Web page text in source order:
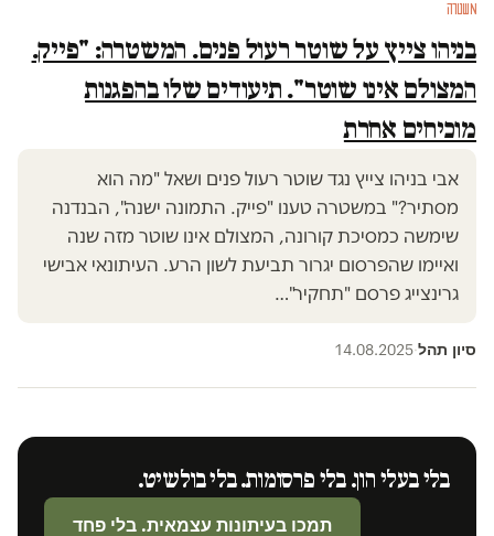
משטרה
בניהו צייץ על שוטר רעול פנים. המשטרה: "פייק.
המצולם אינו שוטר". תיעודים שלו בהפגנות
מוכיחים אחרת
אבי בניהו צייץ נגד שוטר רעול פנים ושאל "מה הוא
מסתיר?" במשטרה טענו "פייק. התמונה ישנה", הבנדנה
שימשה כמסיכת קורונה, המצולם אינו שוטר מזה שנה
ואיימו שהפרסום יגרור תביעת לשון הרע. העיתונאי אבישי
גרינצייג פרסם "תחקיר"…
סיון תהל·
14.08.2025
בלי בעלי הון. בלי פרסומות. בלי בולשיט.
תמכו בעיתונות עצמאית. בלי פחד